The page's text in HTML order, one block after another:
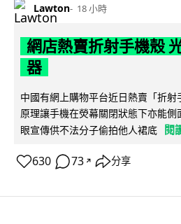
Lawton 18 小時
網店熱賣折射手機殼
器
中國有網上購物平台近日熱賣「折
原理讓手機在熒幕關閉狀態下亦能
眼宣傳供不法分子偷拍他人裙底
閱
630 73 ↗ 分享